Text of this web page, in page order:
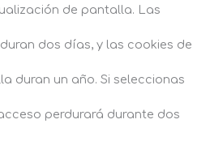
de pantalla. Las
dos días, y las cookies de
duran un año. Si seleccionas
perdurará durante dos